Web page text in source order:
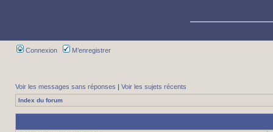
Connexion M’enregistrer
Voir les messages sans réponses | Voir les sujets récents
Index du forum